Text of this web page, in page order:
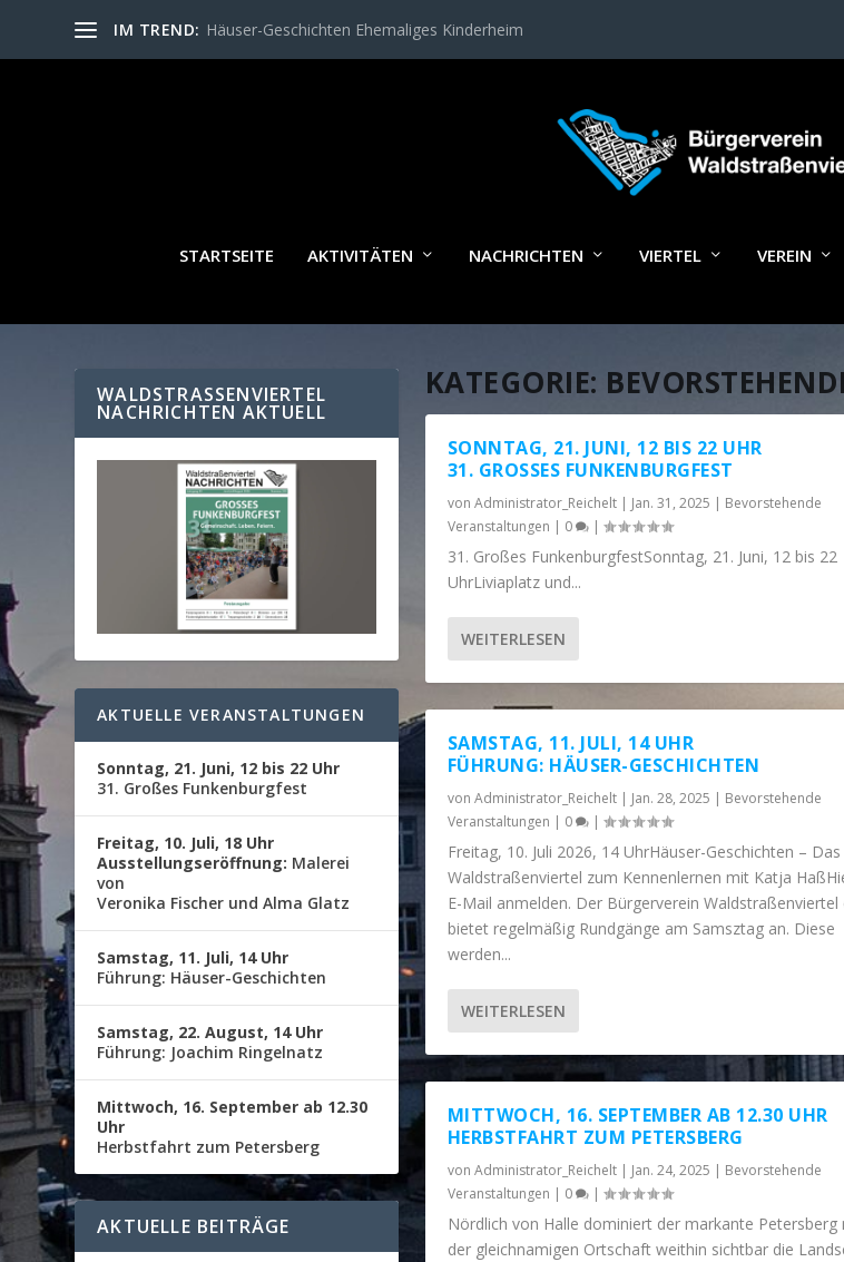
IM TREND: Häuser-Geschichten Ehemaliges Kinderheim
STARTSEITE AKTIVITÄTEN NACHRICHTEN VIERTEL VEREIN
KATEGORIE:
SONNTAG, 21. JUNI, 12 BIS 22 UHR
31. GROSSES FUNKENBURGFEST
von Administrator_Reichelt| Jan. 31, 2025 | Bevorstehende
Veranstaltungen | 0 |
31. Großes FunkenburgfestSonntag, 21. Juni, 12 bis 22
UhrLiviaplatz und...
WEITERLESEN
SAMSTAG, 11. JULI, 14 UHR
FÜHRUNG: HÄUSER-GESCHICHTEN
von Administrator_Reichelt| Jan. 28, 2025 | Bevorstehende
Veranstaltungen | 0 |
Freitag, 10. Juli 2026, 14 UhrHäuser-Geschichten – Das
Waldstraßenviertel zum Kennenlernen mit Katja
E-Mail anmelden. Der Bürgerverein Waldstraßenviertel
bietet regelmäßig Rundgänge am Samsztag an. Diese
werden...
WEITERLESEN
MITTWOCH, 16. SEPTEMBER AB 12.30 UHR
HERBSTFAHRT ZUM PETERSBERG
von Administrator_Reichelt| Jan. 24, 2025 | Bevorstehende
Veranstaltungen | 0 |
Nördlich von Halle dominiert der markante Petersberg
der gleichnamigen Ortschaft weithin sichtbar die
WALDSTRASSENVIERTEL N
ACHRICHTEN AKTUELL
AKTUELLE VERANSTALTUNGEN
Sonntag, 21. Juni, 12 bis 22 Uhr
31. Großes Funkenburgfest
Freitag, 10. Juli, 18 Uhr
Ausstellungseröffnung: Malerei
von
Veronika Fischer und Alma Glatz
Samstag, 11. Juli, 14 Uhr
Führung: Häuser-Geschichten
Samstag, 22. August, 14 Uhr
Führung: Joachim Ringelnatz
Mittwoch, 16. September ab 12.30
Uhr
Herbstfahrt zum Petersberg
AKTUELLE BEITRÄGE